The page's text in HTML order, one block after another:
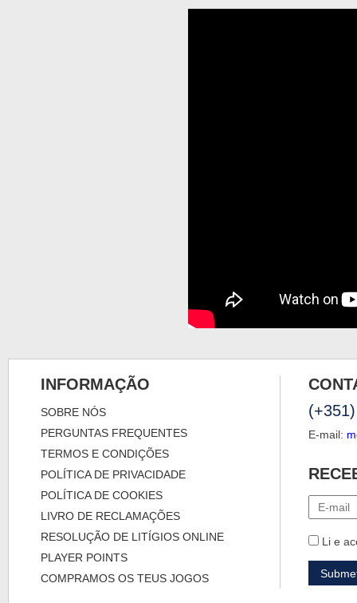
INFORMAÇÃO
SOBRE NÓS
PERGUNTAS FREQUENTES
TERMOS E CONDIÇÕES
POLÍTICA DE PRIVACIDADE
POLÍTICA DE COOKIES
LIVRO DE RECLAMAÇÕES
RESOLUÇÃO DE LITÍGIOS ONLINE
PLAYER POINTS
COMPRAMOS OS TEUS JOGOS
E-mail:
Li e